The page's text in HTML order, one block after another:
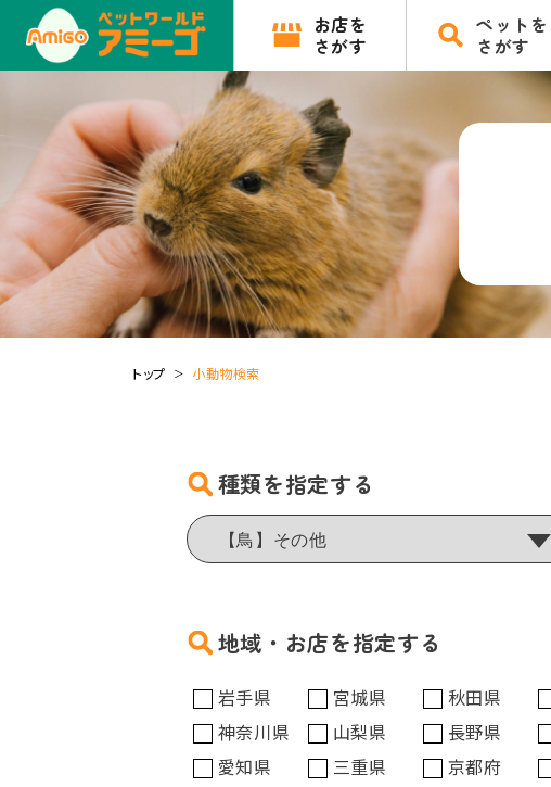
お店を
さがす
ペットを
さがす
トップ 小動物検索
種類を指定する
地域・お店を指定する
岩手県 宮城県 秋田県
神奈川県
山梨県 長野県
愛知県
三重県 京都府